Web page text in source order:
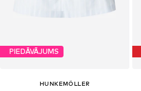
PIEDĀVĀJUMS
HUNKEMÖLLER